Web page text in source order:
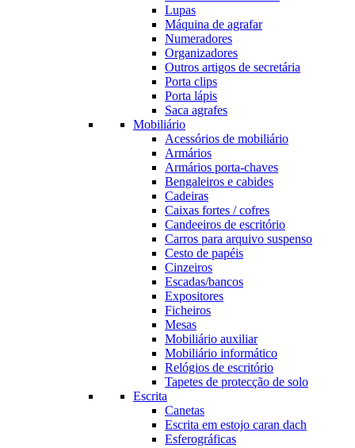
Lupas
Máquina de agrafar
Numeradores
Organizadores
Outros artigos de secretária
Porta clips
Porta lápis
Saca agrafes
Mobiliário
Acessórios de mobiliário
Armários
Armários porta-chaves
Bengaleiros e cabides
Cadeiras
Caixas fortes / cofres
Candeeiros de escritório
Carros para arquivo suspenso
Cesto de papéis
Cinzeiros
Escadas/bancos
Expositores
Ficheiros
Mesas
Mobiliário auxiliar
Mobiliário informático
Relógios de escritório
Tapetes de protecção de solo
Escrita
Canetas
Escrita em estojo caran dach
Esferográficas